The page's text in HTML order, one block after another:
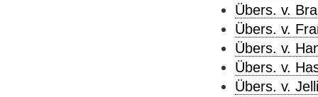
Übers. v.
Übers. v.
Übers. v.
Übers. v.
Übers. v.